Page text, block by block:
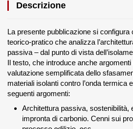
Descrizione
La presente pubblicazione si configura
teorico-pratico che analizza
passiva – dal punto di vista
Il testo, che introduce anche
valutazione semplificata dello
materiali isolanti contro l’onda termica
seguenti argomenti:
Architettura passiva, sostenibilità,
impronta di carbonio. Cenni sui